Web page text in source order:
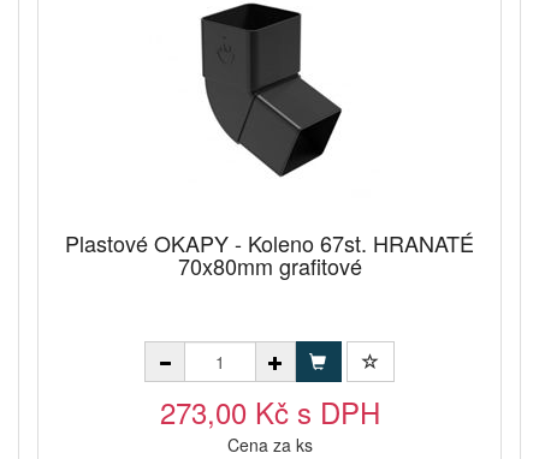
Plastové OKAPY - Koleno 67st. HRANATÉ
70x80mm grafitové
273,00 Kč s DPH
Cena za ks